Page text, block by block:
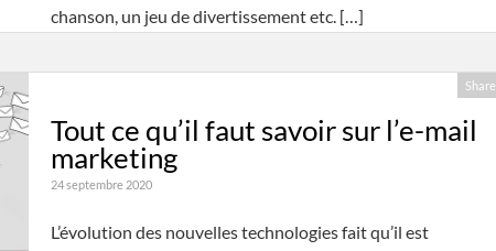
chanson, un jeu de divertissement etc. […]
Share
Tout ce qu’il faut savoir sur l’e-mail
marketing
24 septembre 2020
L’évolution des nouvelles technologies fait qu’il est